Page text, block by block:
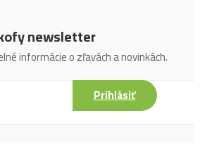
newsletter
informácie o zľavách a novinkách.
Prihlásiť